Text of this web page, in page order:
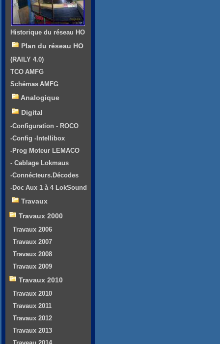
Historique du réseau HO
Plan du réseau HO
(RAILY 4.0)
TCO AMFG
Schémas AMFG
Analogique
Digital
-Configuration - ROCO
-Config -Intellibox
-Prog Moteur LEMACO
- Cablage Lokmaus
-Connécteurs.Décodes
-Doc Aux 1 à 4 LokSound
Travaux
Travaux 2000
Travaux 2006
Travaux 2007
Travaux 2008
Travaux 2009
Travaux 2010
Travaux 2010
Travaux 2011
Travaux 2012
Travaux 2013